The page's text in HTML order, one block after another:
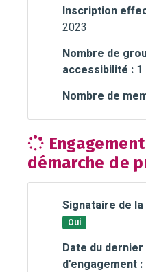
Inscription
2023
Nombre de
accessibilité : 1
Nombre de
démarche de
Signataire de
Oui
Date du
d'engagement :